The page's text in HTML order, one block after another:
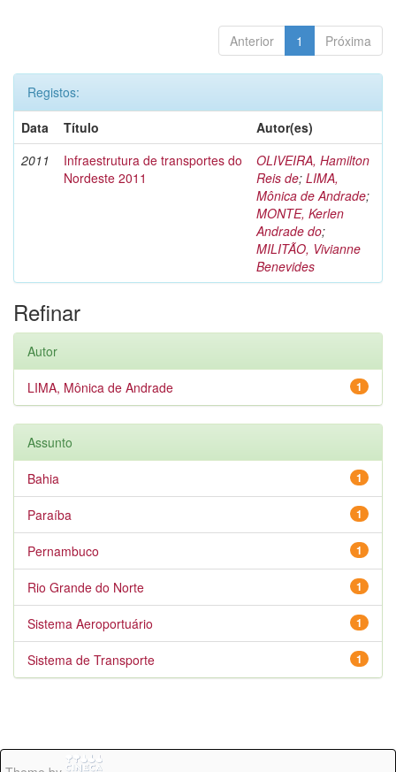
Anterior 1 Próxima
Registos:
Data
Título
Autor(es)
2011
Infraestrutura de transportes do
Nordeste 2011
OLIVEIRA, Hamilton
Reis de; LIMA,
Mônica de Andrade;
MONTE, Kerlen
Andrade do;
MILITÃO, Vivianne
Benevides
Refinar
Autor
1
LIMA, Mônica de Andrade
Assunto
1
Bahia
1
Paraíba
1
Pernambuco
1
Rio Grande do Norte
1
Sistema Aeroportuário
1
Sistema de Transporte